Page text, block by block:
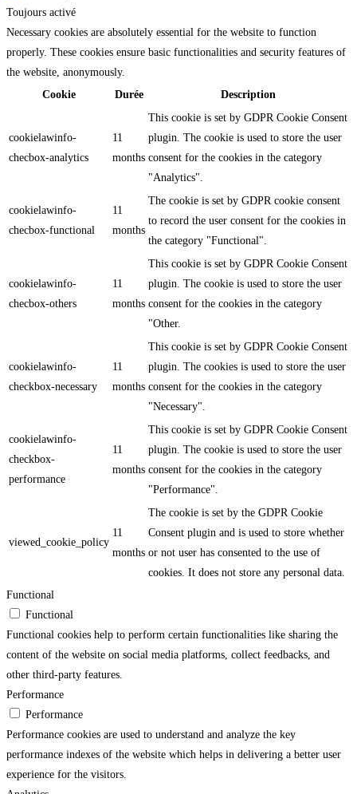
Toujours activé
Necessary cookies are absolutely essential for the website to function
properly. These cookies ensure basic functionalities and security features of
the website, anonymously.
Cookie
Durée Description
cookielawinfo-
checbox-analytics
11
months
This cookie is set by GDPR Cookie Consent
plugin. The cookie is used to store the user
consent for the cookies in the category
"Analytics".
cookielawinfo-
checbox-functional
11
months
The cookie is set by GDPR cookie consent
to record the user consent for the cookies in
the category "Functional".
cookielawinfo-
checbox-others
11
months
This cookie is set by GDPR Cookie Consent
plugin. The cookie is used to store the user
consent for the cookies in the category
"Other.
cookielawinfo-
checkbox-necessary
11
months
This cookie is set by GDPR Cookie Consent
plugin. The cookies is used to store the user
consent for the cookies in the category
"Necessary".
cookielawinfo-
checkbox-
performance
11
months
This cookie is set by GDPR Cookie Consent
plugin. The cookie is used to store the user
consent for the cookies in the category
"Performance".
viewed_cookie_policy
11
months
The cookie is set by the GDPR Cookie
Consent plugin and is used to store whether
or not user has consented to the use of
cookies. It does not store any personal data.
Functional
Functional
Functional cookies help to perform certain functionalities like sharing the
content of the website on social media platforms, collect feedbacks, and
other third-party features.
Performance
Performance
Performance cookies are used to understand and analyze the key
performance indexes of the website which helps in delivering a better user
experience for the visitors.